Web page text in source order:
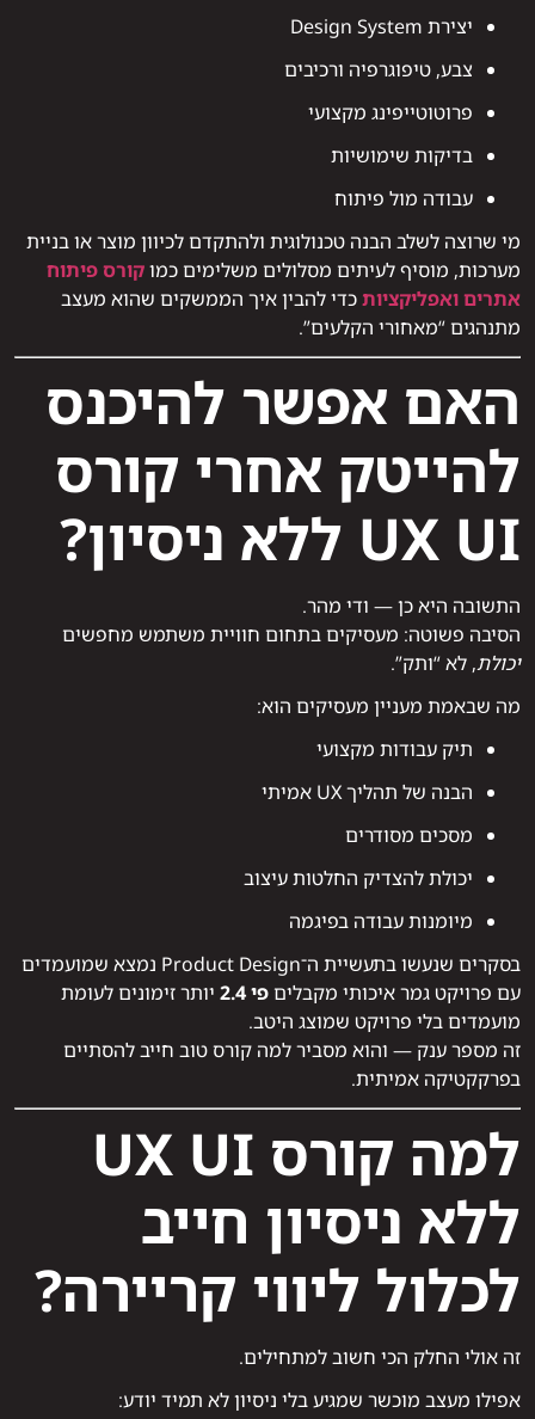
יצירת Design System
צבע, טיפוגרפיה ורכיבים
פרוטוטייפינג מקצועי
בדיקות שימושיות
עבודה מול פיתוח
מי שרוצה לשלב הבנה טכנולוגית ולהתקדם לכיוון מוצר או בניית
מערכות, מוסיף לעיתים מסלולים משלימים כמוקורס פיתוח
אתרים ואפליקציותכדי להבין איך הממשקים שהוא מעצב
מתנהגים “מאחורי הקלעים”.
האם אפשר להיכנס
להייטק אחרי קורס
UX UI ללא ניסיון?
התשובה היא כן — ודי מהר.
הסיבה פשוטה: מעסיקים בתחום חוויית משתמש מחפשים
יכולת, לא “ותק”.
מה שבאמת מעניין מעסיקים הוא:
תיק עבודות מקצועי
הבנה של תהליך UX אמיתי
מסכים מסודרים
יכולת להצדיק החלטות עיצוב
מיומנות עבודה בפיגמה
בסקרים שנעשו בתעשיית ה־Product Design נמצא שמועמדים
עם פרויקט גמר איכותי מקבליםפי 2.4
יותר זימונים לעומת
מועמדים בלי פרויקט שמוצג היטב.
זה מספר ענק — והוא מסביר למה קורס טוב חייב להסתיים
בפרקקטיקה אמיתית.
למה קורס UX UI
ללא ניסיון חייב
לכלול ליווי קריירה?
זה אולי החלק הכי חשוב למתחילים.
אפילו מעצב מוכשר שמגיע בלי ניסיון לא תמיד יודע: